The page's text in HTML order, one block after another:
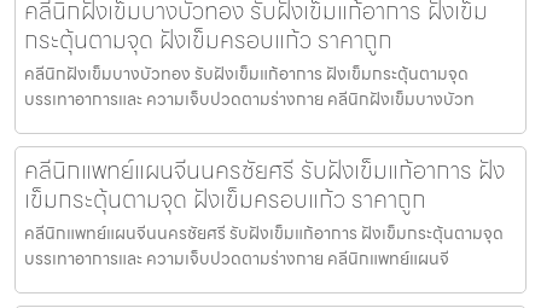
คลีนิกฝังเข็มบางบัวทอง รับฝังเข็มแก้อาการ ฝังเข็ม
กระตุ้นตามจุด ฝังเข็มครอบแก้ว ราคาถูก
คลีนิกฝังเข็มบางบัวทอง รับฝังเข็มแก้อาการ ฝังเข็มกระตุ้นตามจุด
บรรเทาอาการและ ความเจ็บปวดตามร่างกาย คลีนิกฝังเข็มบางบัวท
คลีนิกแพทย์แผนจีนนครชัยศรี รับฝังเข็มแก้อาการ ฝัง
เข็มกระตุ้นตามจุด ฝังเข็มครอบแก้ว ราคาถูก
คลีนิกแพทย์แผนจีนนครชัยศรี รับฝังเข็มแก้อาการ ฝังเข็มกระตุ้นตามจุด
บรรเทาอาการและ ความเจ็บปวดตามร่างกาย คลีนิกแพทย์แผนจี